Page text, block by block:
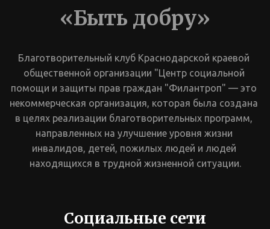
«Быть добру»
Благотворительный клуб Краснодарской краевой
общественной организации "Центр социальной
помощи и защиты прав граждан "Филантроп" — это
некоммерческая организация, которая была создана
в целях реализации благотворительных программ,
направленных на улучшение уровня жизни
инвалидов, детей, пожилых людей и людей
находящихся в трудной жизненной ситуации.
Социальные сети